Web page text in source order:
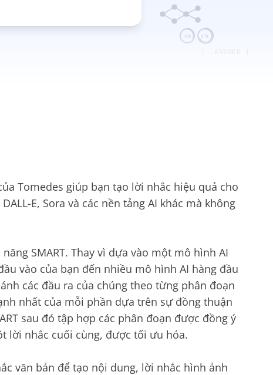
92% 87%
Tomedes giúp bạn tạo lời nhắc hiệu quả cho
E, Sora và các nền tảng AI khác mà không
SMART. Thay vì dựa vào một mô hình AI
vào của bạn đến nhiều mô hình AI hàng đầu
các đầu ra của chúng theo từng phân đoạn
nhất của mỗi phần dựa trên sự đồng thuận
sau đó tập hợp các phân đoạn được đồng ý
lời nhắc cuối cùng, được tối ưu hóa.
văn bản để tạo nội dung, lời nhắc hình ảnh